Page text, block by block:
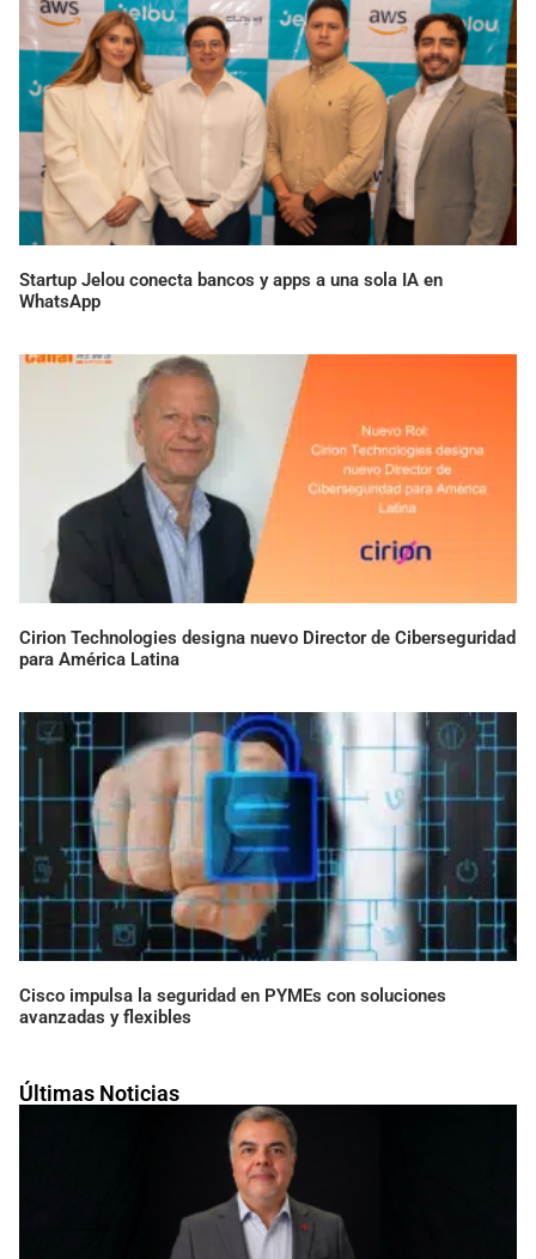
Últimas Noticias
Startup Jelou conecta bancos y apps a una sola IA en
WhatsApp
Cirion Technologies designa nuevo Director de Ciberseguridad
para América Latina
Cisco impulsa la seguridad en PYMEs con soluciones
avanzadas y flexibles